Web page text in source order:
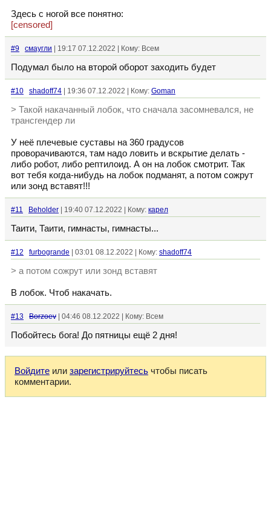
Здесь с ногой все понятно:
[censored]
#9 смаугли | 19:17 07.12.2022 | Кому: Всем
Подумал было на второй оборот заходить будет
#10 shadoff74 | 19:36 07.12.2022 | Кому: Goman
> Такой накачанный лобок, что сначала засомневался, не
трансгендер ли
У неё плечевые суставы на 360 градусов
проворачиваются, там надо ловить и вскрытие делать -
либо робот, либо рептилоид. А он на лобок смотрит. Так
вот тебя когда-нибудь на лобок подманят, а потом сожрут
или зонд вставят!!!
#11 Beholder | 19:40 07.12.2022 | Кому: кaрел
Таити, Таити, гимнасты, гимнасты...
#12 furbogrande | 03:01 08.12.2022 | Кому: shadoff74
> а потом сожрут или зонд вставят
В лобок. Чтоб накачать.
#13 Borzoev | 04:46 08.12.2022 | Кому: Всем
Побойтесь бога! До пятницы ещё 2 дня!
Войдите или зарегистрируйтесь чтобы писать
комментарии.